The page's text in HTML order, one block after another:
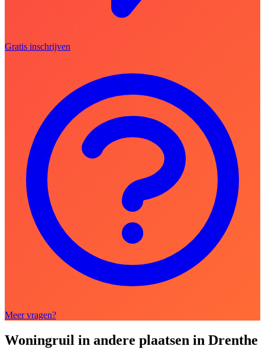
Gratis inschrijven
Meer vragen?
Woningruil in andere plaatsen in Drenthe